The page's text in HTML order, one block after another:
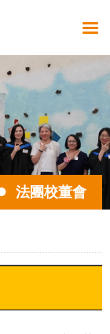
法團校董會